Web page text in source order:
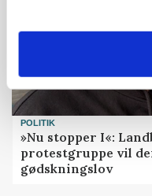
POLITIK
»Nu stopper I«:
protestgruppe vil
gødskningslov